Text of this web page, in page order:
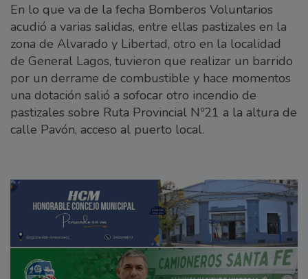
En lo que va de la fecha Bomberos Voluntarios
acudió a varias salidas, entre ellas pastizales en la
zona de Alvarado y Libertad, otro en la localidad
de General Lagos, tuvieron que realizar un barrido
por un derrame de combustible y hace momentos
una dotación salió a sofocar otro incendio de
pastizales sobre Ruta Provincial Nº21 a la altura de
calle Pavón, acceso al puerto local.